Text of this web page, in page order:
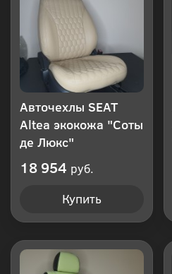
Авточехлы SEAT
Altea экокожа "Соты
де Люкс"
18 954 руб.
Купить